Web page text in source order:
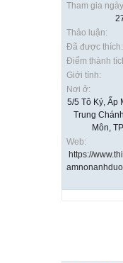
Tham gia
Thảo luận:
Đã được thích:
Điểm thành
Giới tính:
Nơi ở:
5/5 Tô Ký, Ấp
Trung
Môn,
Web:
https://